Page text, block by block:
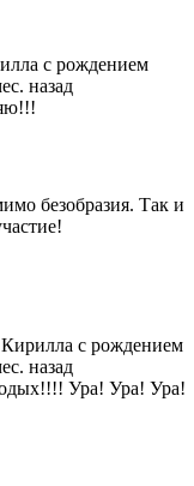
с рождением
назад
безобразия. Так и
с рождением
назад
Ура! Ура! Ура!